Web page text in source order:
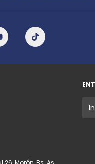
Morón, Bs. As.